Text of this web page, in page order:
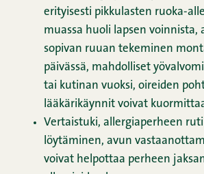
erityisesti pikkulasten ruoka-
muassa huoli lapsen voinnista,
sopivan ruuan tekeminen
päivässä, mahdolliset
tai kutinan vuoksi, oireiden
lääkärikäynnit voivat
Vertaistuki, allergiaperheen
löytäminen, avun
voivat helpottaa perheen